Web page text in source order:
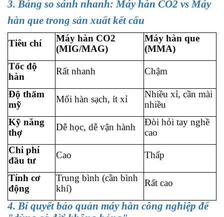
3. Bảng so sánh nhanh: Máy hàn CO2 vs Máy
hàn que trong sản xuất kết cấu
Tiêu chí
Máy hàn CO2
(MIG/MAG)
Máy hàn que
(MMA)
Tốc độ
hàn
Rất nhanh Chậm
Độ thẩm
mỹ
Mối hàn sạch, ít xỉ
Nhiều xỉ, cần mài
nhiều
Kỹ năng
thợ
Dễ học, dễ vận hành
Đòi hỏi tay nghề
cao
Chi phí
đầu tư
Cao Thấp
Tính cơ
động
Trung bình (cần bình
khí)
Rất cao
4. Bí quyết bảo quản máy hàn công nghiệp để